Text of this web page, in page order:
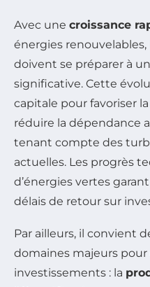
Avec une croissance
énergies
doivent se préparer à
significative. Cette
capitale pour favoriser la
réduire la dépendance
tenant compte des
actuelles. Les progrès
d’énergies vertes
délais de retour sur
Par ailleurs, il convient
domaines majeurs
investissements : la